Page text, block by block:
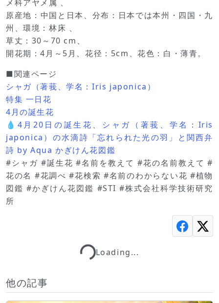
メ科アヤメ属 、
原産地：中国と日本、分布：日本では本州・四国・九
州、環境：林床 、
草丈：30～70 cm、
開花期：4月～5月、花径：5cm、花色：白・薄青。
■関連ページ
シャガ（著莪、学名：Iris japonica）
特集 一日花
4月の誕生花
💧4月20日の誕生花、シャガ（著莪、学名：Iris
japonica）の水滴詩「忘れられた光の羽」と関西弁
詩 by Aqua かぎけん花図鑑
#シャガ #誕生花 #名前を教えて #花の名前教えて #
花の名 #花調べ #花検索 #名前のわからない花 #植物
図鑑 #かぎけん花図鑑 #STI #株式会社科学技術研究
所
Loading...Loading...
他の記事